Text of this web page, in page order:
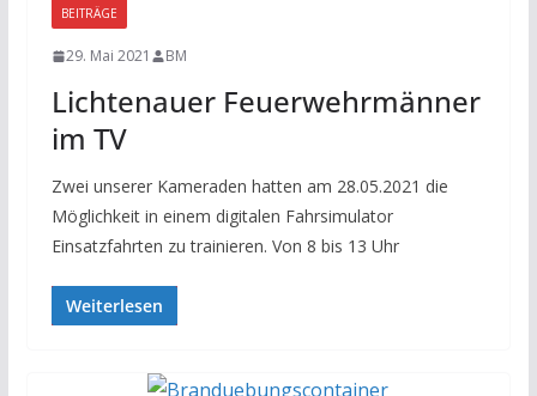
BEITRÄGE
29. Mai 2021 BM
Lichtenauer Feuerwehrmänner
im TV
Zwei unserer Kameraden hatten am 28.05.2021 die
Möglichkeit in einem digitalen Fahrsimulator
Einsatzfahrten zu trainieren. Von 8 bis 13 Uhr
Weiterlesen